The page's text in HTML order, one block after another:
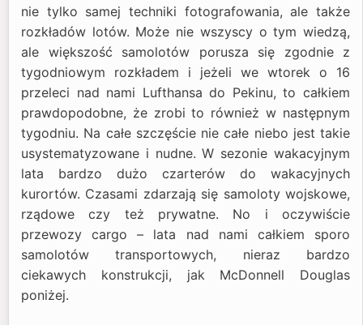
nie tylko samej techniki fotografowania, ale także
rozkładów lotów. Może nie wszyscy o tym wiedzą,
ale większość samolotów porusza się zgodnie z
tygodniowym rozkładem i jeżeli we wtorek o 16
przeleci nad nami Lufthansa do Pekinu, to całkiem
prawdopodobne, że zrobi to również w następnym
tygodniu. Na całe szczęście nie całe niebo jest takie
usystematyzowane i nudne. W sezonie wakacyjnym
lata bardzo dużo czarterów do wakacyjnych
kurortów. Czasami zdarzają się samoloty wojskowe,
rządowe czy też prywatne. No i oczywiście
przewozy cargo – lata nad nami całkiem sporo
samolotów transportowych, nieraz bardzo
ciekawych konstrukcji, jak McDonnell Douglas
poniżej.